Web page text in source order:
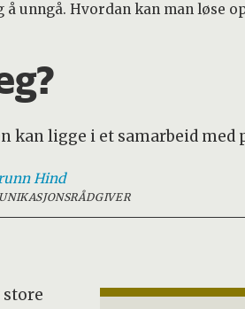
unngå. Hvordan kan man løse
kan ligge i et samarbeid med
Hind
store